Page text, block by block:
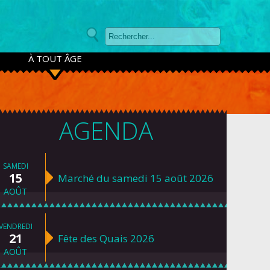
À TOUT ÂGE
AGENDA
SAMEDI
15
AOÛT
Marché du samedi 15 août 2026
21
AOÛT
Fête des Quais 2026